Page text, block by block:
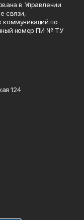
в Управлении
связи,
коммуникаций по
номер ПИ № ТУ
124